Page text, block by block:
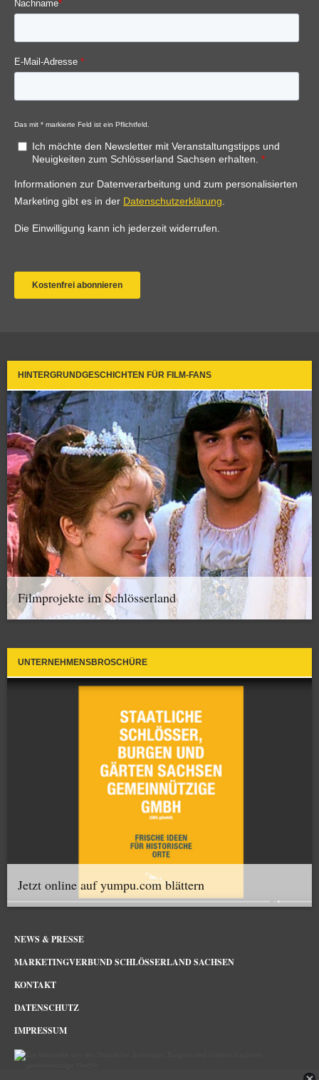
HINTERGRUNDGESCHICHTEN FÜR FILM-FANS
Filmprojekte im Schlösserland
UNTERNEHMENSBROSCHÜRE
Jetzt online auf yumpu.com blättern
NEWS & PRESSE
MARKETINGVERBUND SCHLÖSSERLAND SACHSEN
KONTAKT
DATENSCHUTZ
IMPRESSUM